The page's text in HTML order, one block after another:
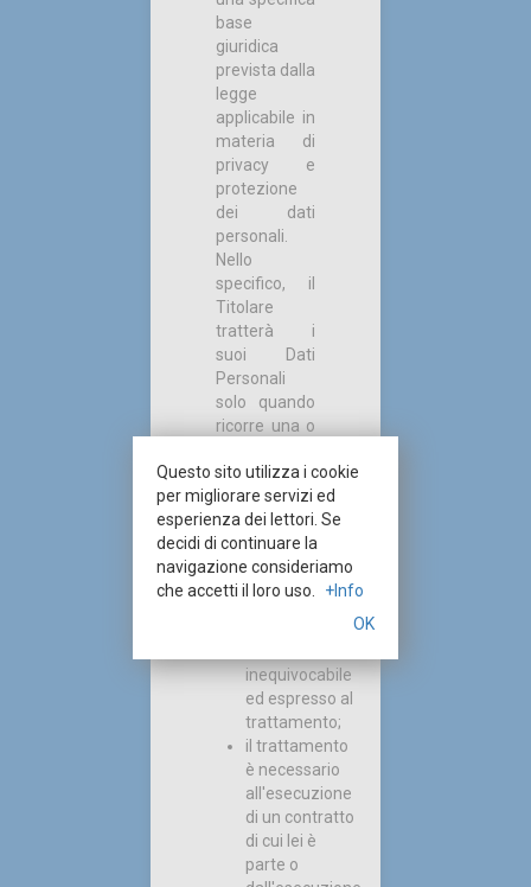
base
giuridica
prevista dalla
legge
applicabile in
materia di
privacy e
protezione
dei dati
personali.
Nello
specifico, il
Titolare
tratterà i
suoi Dati
Personali
solo quando
ricorre una o
seguenti basi
giuridiche:
lei ha prestato
consenso
inequivocabile
ed espresso al
trattamento;
il trattamento
è necessario
all'esecuzione
di un contratto
di cui lei è
parte o
Questo sito utilizza i cookie
per migliorare servizi ed
esperienza dei lettori. Se
decidi di continuare la
navigazione consideriamo
che accetti il loro uso.
+Info
OK